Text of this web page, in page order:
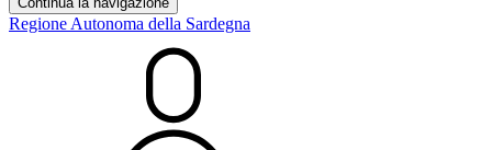
Regione Autonoma della Sardegna